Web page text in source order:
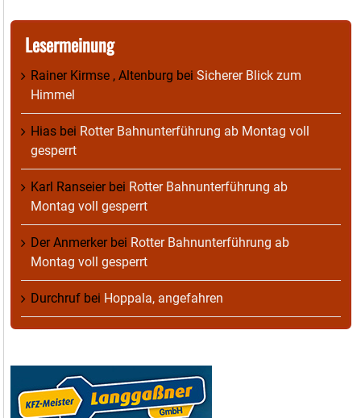
Lesermeinung
Rainer Kirmse , Altenburg bei Sicherer Blick zum
Himmel
Hias bei Rotter Bahnunterführung ab Montag voll
gesperrt
Karl Ranseierbei Rotter Bahnunterführung ab
Montag voll gesperrt
Der Anmerkerbei Rotter Bahnunterführung ab
Montag voll gesperrt
Durchruf bei Hoppala, angefahren